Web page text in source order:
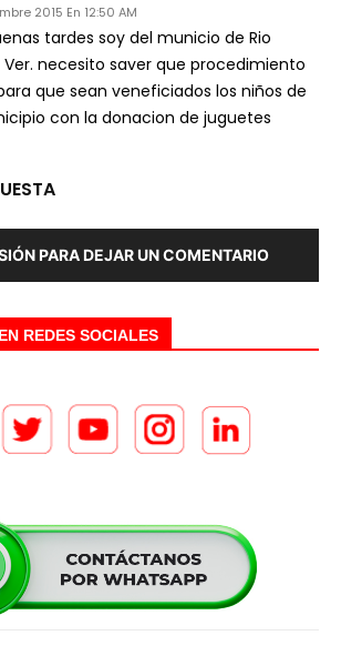
2015 En 12:50 AM
tardes soy del municio de Rio
Ver. necesito saver que procedimiento
que sean veneficiados los niños de
con la donacion de juguetes
PARA DEJAR UN COMENTARIO
REDES SOCIALES